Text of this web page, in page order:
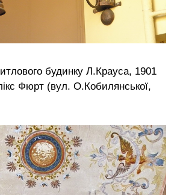
будинку Л.Крауса, 1901
Фюрт (вул. О.Кобилянської,